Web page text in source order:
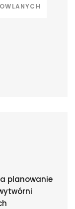
planowanie